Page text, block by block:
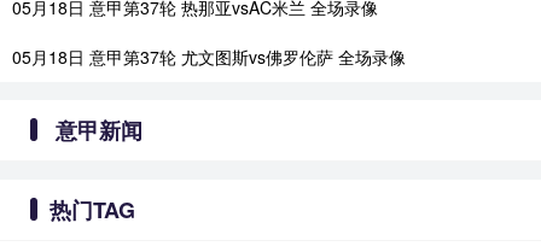
05月18日 意甲第37轮 热那亚vsAC米兰 全场录像
05月18日 意甲第37轮 尤文图斯vs佛罗伦萨 全场录像
意甲新闻
热门TAG